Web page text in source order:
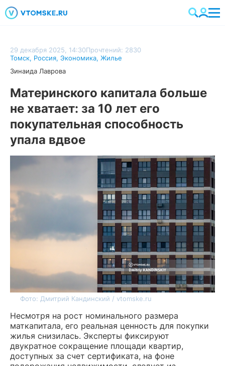
29 декабря 2025, 14:30Прочтений: 2830
Томск, Россия, Экономика, Жилье
Зинаида Лаврова
Материнского капитала больше
не хватает: за 10 лет его
покупательная способность
упала вдвое
Фото: Дмитрий Кандинский / vtomske.ru
Несмотря на рост номинального размера
маткапитала, его реальная ценность для покупки
жилья снизилась. Эксперты фиксируют
двукратное сокращение площади квартир,
доступных за счет сертификата, на фоне